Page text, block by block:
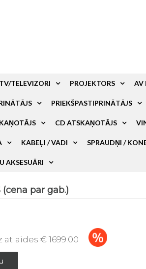
TV/TELEVIZORI PROJEKTORS AV
PRIEKŠPASTIPRINĀTĀJS
CD ATSKAŅOTĀJS
KABEĻI / VADI SPRAUDŅI /
AKSESUĀRI
(cena par gab.)
atlaides € 1699.00